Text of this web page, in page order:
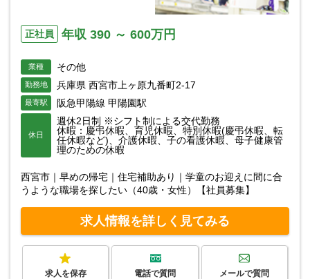
正社員 年収 390 ～ 600万円
業種 その他
勤務地 兵庫県 西宮市上ヶ原九番町2-17
最寄駅 阪急甲陽線 甲陽園駅
休日
週休2日制 ※シフト制による交代勤務
休暇：慶弔休暇、育児休暇、特別休暇(慶弔休暇、転
任休暇など)、介護休暇、子の看護休暇、母子健康管
理のための休暇
西宮市｜早めの帰宅｜住宅補助あり｜学童のお迎えに間に合
うような職場を探したい（40歳・女性）【社員募集】
求人情報を詳しく見てみる
求人を保存 電話で質問 メールで質問